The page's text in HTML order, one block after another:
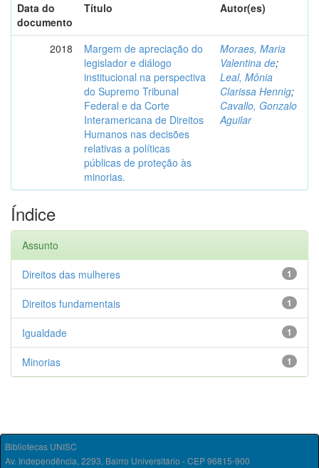
Data do
documento
Título Autor(es)
2018
Margem de apreciação do
legislador e diálogo
institucional na perspectiva
do Supremo Tribunal
Federal e da Corte
Interamericana de Direitos
Humanos nas decisões
relativas a políticas
públicas de proteção às
minorias.
Moraes, Maria
Valentina de;
Leal, Mônia
Clarissa Hennig;
Cavallo, Gonzalo
Aguilar
Índice
Assunto
1
Direitos das mulheres
1
Direitos fundamentais
1
Igualdade
1
Minorias
Bibliotecas UNISC
Av. Independência, 2293, Bairro Universitário - CEP 96815-900